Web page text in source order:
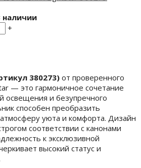
наличии
+
380273) от проверенного
— это гармоничное сочетание
освещения и безупречного
способен преобразить
уюта и комфорта. Дизайн
соответствии с канонами
к эксклюзивной
высокий статус и